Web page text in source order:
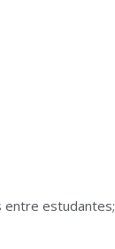
entre estudantes;